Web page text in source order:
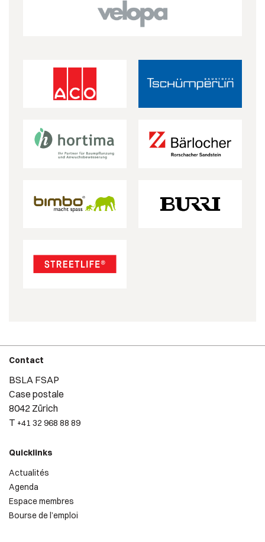
Contact
BSLA FSAP
Case postale
8042 Zürich
T +41 32 968 88 89
Quicklinks
Actualités
Agenda
Espace membres
Bourse de l’emploi